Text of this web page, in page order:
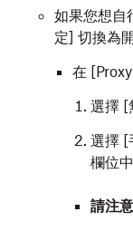
如果您想自
定] 切換為
在
選擇 [
選擇 [
欄位
請注意